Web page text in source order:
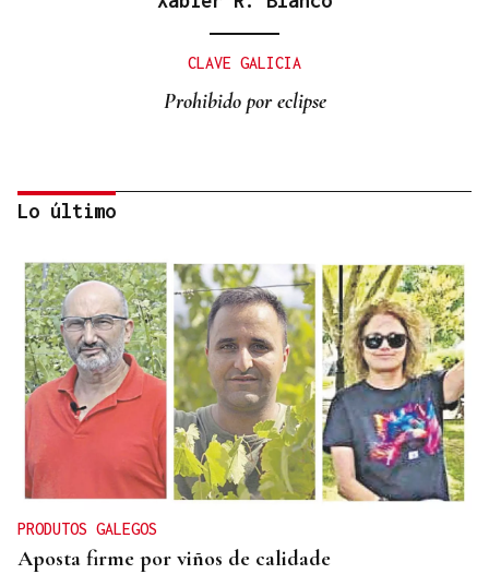
CLAVE GALICIA
Prohibido por eclipse
Lalo Pavón
O AFIADOR
Un día haberá autobuses
Lo último
PRODUTOS GALEGOS
Aposta firme por viños de calidade